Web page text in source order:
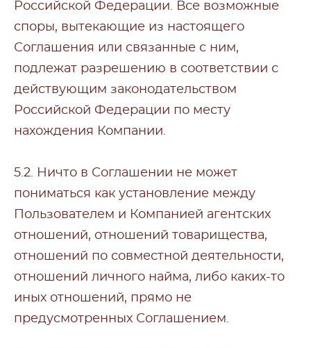
Российской Федерации. Все возможные
споры, вытекающие из настоящего
Соглашения или связанные с ним,
подлежат разрешению в соответствии с
действующим законодательством
Российской Федерации по месту
нахождения Компании.
5.2. Ничто в Соглашении не может
пониматься как установление между
Пользователем и Компанией агентских
отношений, отношений товарищества,
отношений по совместной деятельности,
отношений личного найма, либо каких-то
иных отношений, прямо не
предусмотренных Соглашением.